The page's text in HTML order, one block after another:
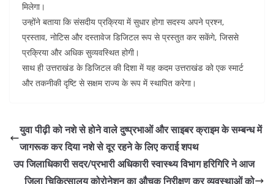
मिलेगा।
उन्होंने बताया कि संसदीय प्रक्रिया में सुधार होगा सदस्य अपने प्रश्न,
प्रस्ताव, नोटिस और दस्तावेज डिजिटल रूप से प्रस्तुत कर सकेंगे, जिससे
प्रक्रिया और अधिक सुव्यवस्थित होगी।
साथ ही उत्तराखंड के डिजिटल की दिशा में यह कदम उत्तराखंड को एक स्मार्ट
और तकनीकी दृष्टि से सक्षम राज्य के रूप में स्थापित करेगा।
युवा पीढ़ी को नशे से होने वाले दुष्प्रभाओं और साइबर क्राइम के सम्बन्ध में
जागरूक कर दिया नशे से दूर रहने के लिए कराई शपथ
उप जिलाधिकारी सदर/प्रभारी अधिकारी स्वास्थ्य विभाग हरिगिरि ने आज
जिला चिकित्सालय कोरोनेशन का औचक निरीक्षण कर व्यवस्थाओं को